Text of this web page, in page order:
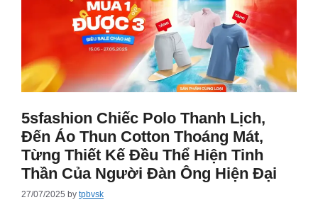
5sfashion Chiếc Polo Thanh Lịch,
Đến Áo Thun Cotton Thoáng Mát,
Từng Thiết Kế Đều Thể Hiện Tinh
Thần Của Người Đàn Ông Hiện Đại
27/07/2025 by tpbvsk